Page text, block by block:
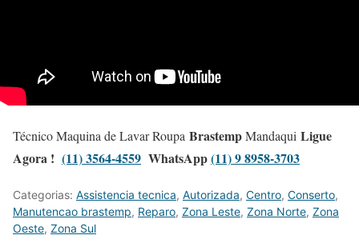
Técnico Maquina de Lavar Roupa BrastempMandaqui Ligue
Agora ! (11) 3564-4559 WhatsApp(11) 9 8958-3703
Categorias: Assistencia tecnica, Autorizada, Centro, Conserto,
Manutencao brastemp, Reparo, Zona Leste, Zona Norte, Zona
Oeste, Zona Sul